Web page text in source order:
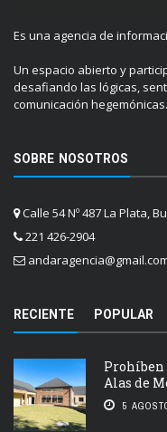
Es una agencia de
Un espacio abierto y
desafiando las lógicas,
comunicación hegemónicas.
SOBRE NOSOTROS
Calle 54 Nº 487 La Plata,
221 426-2904
RECIENTE POPULAR
Prohíben
Alas de
5